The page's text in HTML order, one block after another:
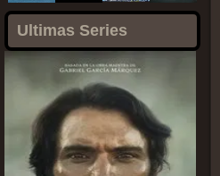
Ultimas Series